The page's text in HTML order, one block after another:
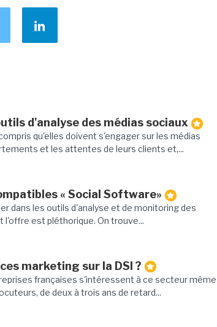
d'analyse des médias sociaux
qu'elles doivent s'engager sur les médias
et les attentes de leurs clients et,...
« Social Software»
dans les outils d'analyse et de monitoring des
l'offre est pléthorique. On trouve...
marketing sur la DSI ?
françaises s'intéressent à ce secteur même
de deux à trois ans de retard...